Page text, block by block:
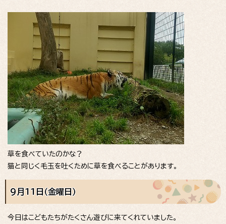
草を食べていたのかな？
猫と同じく毛玉を吐くために草を食べることがあります。
9月11日（金曜日）
今日はこどもたちがたくさん遊びに来てくれていました。